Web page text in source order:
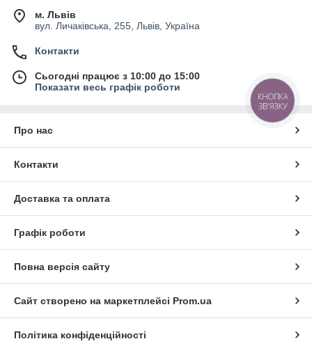
м. Львів
вул. Личаківська, 255, Львів, Україна
Контакти
Сьогодні працює з 10:00 до 15:00
Показати весь графік роботи
Про нас
Контакти
Доставка та оплата
Графік роботи
Повна версія сайту
Сайт створено на маркетплейсі Prom.ua
Політика конфіденційності
КНОПКА
ЗВ'ЯЗКУ